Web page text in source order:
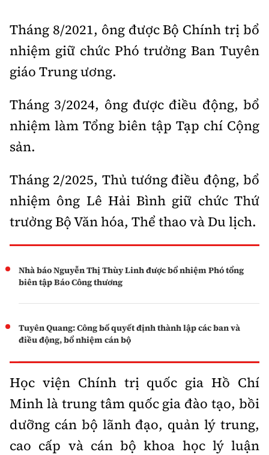
Tháng 8/2021, ông được Bộ Chính trị bổ
nhiệm giữ chức Phó trưởng Ban Tuyên
giáo Trung ương.
Tháng 3/2024, ông được điều động, bổ
nhiệm làm Tổng biên tập Tạp chí Cộng
sản.
Tháng 2/2025, Thủ tướng điều động, bổ
nhiệm ông Lê Hải Bình giữ chức Thứ
trưởng Bộ Văn hóa, Thể thao và Du lịch.
Nhà báo Nguyễn Thị Thùy Linh được bổ nhiệm Phó tổng
biên tập Báo Công thương
Tuyên Quang: Công bố quyết định thành lập các ban và
điều động, bổ nhiệm cán bộ
Học viện Chính trị quốc gia Hồ Chí
Minh là trung tâm quốc gia đào tạo, bồi
dưỡng cán bộ lãnh đạo, quản lý trung,
cao cấp và cán bộ khoa học lý luận